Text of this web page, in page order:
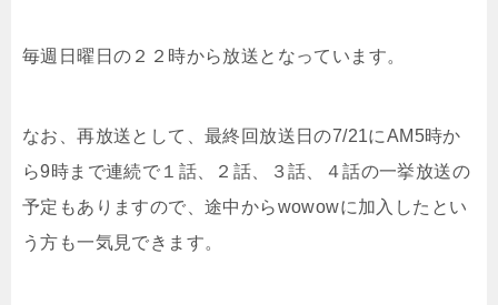
毎週日曜日の２２時から放送となっています。
なお、再放送として、最終回放送日の7/21にAM5時か
ら9時まで連続で１話、２話、３話、４話の一挙放送の
予定もありますので、途中からwowowに加入したとい
う方も一気見できます。